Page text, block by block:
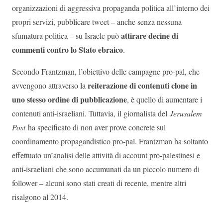
organizzazioni di aggressiva propaganda politica all’interno dei
propri servizi, pubblicare tweet – anche senza nessuna
sfumatura politica – su Israele puòattirare decine di
commenti contro lo Stato ebraico.
Secondo Frantzman, l’obiettivo delle campagne pro-pal, che
avvengono attraverso lareiterazione di contenuti clone in
uno stesso ordine di pubblicazione, è quello di aumentare i
contenuti anti-israeliani. Tuttavia, il giornalista del Jerusalem
Postha specificato di non aver prove concrete sul
coordinamento propagandistico pro-pal. Frantzman ha soltanto
effettuato un’analisi delle attività di account pro-palestinesi e
anti-israeliani che sono accumunati da un piccolo numero di
follower – alcuni sono stati creati di recente, mentre altri
risalgono al 2014.